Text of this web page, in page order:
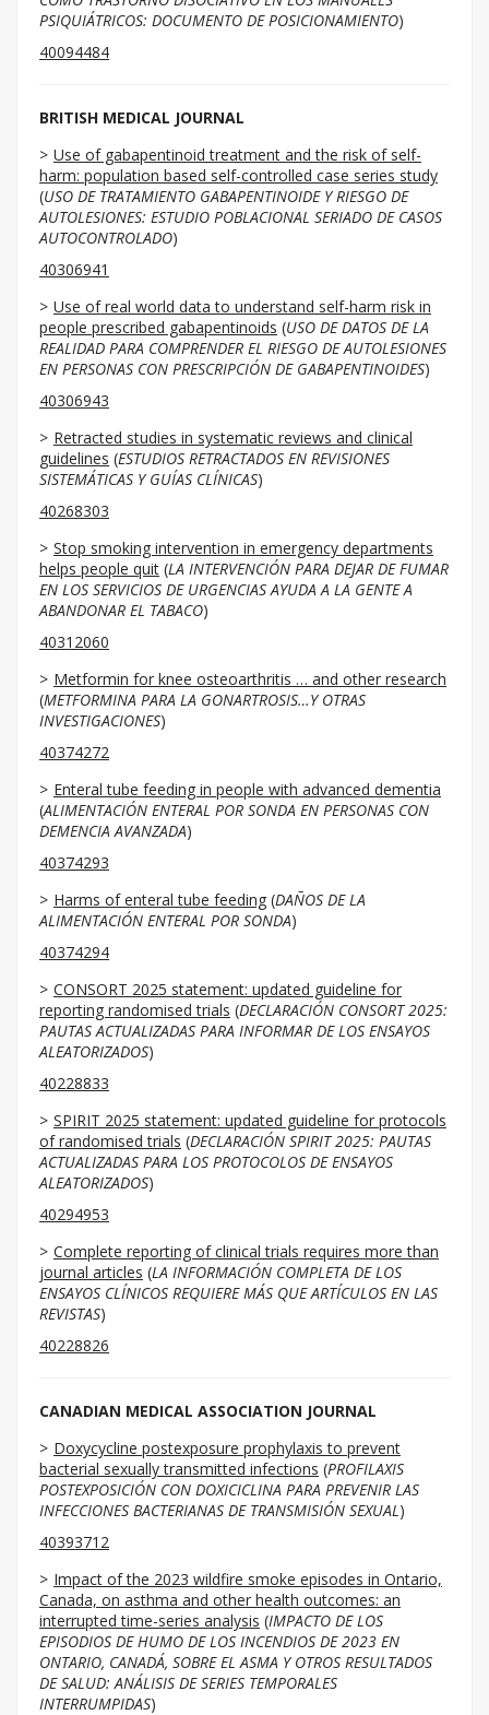
PSIQUIÁTRICOS: DOCUMENTO DE POSICIONAMIENTO)
40094484
BRITISH MEDICAL JOURNAL
Use of gabapentinoid treatment and the risk of self-
harm: population based self-controlled case series study
(USO DE TRATAMIENTO GABAPENTINOIDE Y RIESGO DE
AUTOLESIONES: ESTUDIO POBLACIONAL SERIADO DE CASOS
AUTOCONTROLADO)
40306941
Use of real world data to understand self-harm risk in
people prescribed gabapentinoids (USO DE DATOS DE LA
REALIDAD PARA COMPRENDER EL RIESGO DE AUTOLESIONES
EN PERSONAS CON PRESCRIPCIÓN DE GABAPENTINOIDES)
40306943
Retracted studies in systematic reviews and clinical
guidelines (ESTUDIOS RETRACTADOS EN REVISIONES
SISTEMÁTICAS Y GUÍAS CLÍNICAS)
40268303
Stop smoking intervention in emergency departments
helps people quit (LA INTERVENCIÓN PARA DEJAR DE FUMAR
EN LOS SERVICIOS DE URGENCIAS AYUDA A LA GENTE A
ABANDONAR EL TABACO)
40312060
Metformin for knee osteoarthritis … and other research
(METFORMINA PARA LA GONARTROSIS…Y OTRAS
INVESTIGACIONES)
40374272
Enteral tube feeding in people with advanced dementia
(ALIMENTACIÓN ENTERAL POR SONDA EN PERSONAS CON
DEMENCIA AVANZADA)
40374293
Harms of enteral tube feeding (DAÑOS DE LA
ALIMENTACIÓN ENTERAL POR SONDA)
40374294
CONSORT 2025 statement: updated guideline for
reporting randomised trials (DECLARACIÓN CONSORT 2025:
PAUTAS ACTUALIZADAS PARA INFORMAR DE LOS ENSAYOS
ALEATORIZADOS)
40228833
SPIRIT 2025 statement: updated guideline for protocols
of randomised trials (DECLARACIÓN SPIRIT 2025: PAUTAS
ACTUALIZADAS PARA LOS PROTOCOLOS DE ENSAYOS
ALEATORIZADOS)
40294953
Complete reporting of clinical trials requires more than
journal articles (LA INFORMACIÓN COMPLETA DE LOS
ENSAYOS CLÍNICOS REQUIERE MÁS QUE ARTÍCULOS EN LAS
REVISTAS)
40228826
CANADIAN MEDICAL ASSOCIATION JOURNAL
Doxycycline postexposure prophylaxis to prevent
bacterial sexually transmitted infections (PROFILAXIS
POSTEXPOSICIÓN CON DOXICICLINA PARA PREVENIR LAS
INFECCIONES BACTERIANAS DE TRANSMISIÓN SEXUAL)
40393712
Impact of the 2023 wildfire smoke episodes in Ontario,
Canada, on asthma and other health outcomes: an
interrupted time-series analysis (IMPACTO DE LOS
EPISODIOS DE HUMO DE LOS INCENDIOS DE 2023 EN
ONTARIO, CANADÁ, SOBRE EL ASMA Y OTROS RESULTADOS
DE SALUD: ANÁLISIS DE SERIES TEMPORALES
INTERRUMPIDAS)